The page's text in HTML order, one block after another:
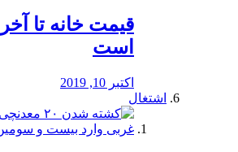
قیمت خانه تا
است
اکتبر 10, 2019
اشتغال